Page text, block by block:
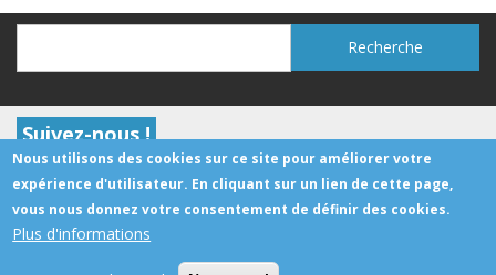
Suivez-nous !
Nous utilisons des cookies sur ce site pour améliorer votre
expérience d'utilisateur. En cliquant sur un lien de cette page,
vous nous donnez votre consentement de définir des cookies.
Plus d'informations